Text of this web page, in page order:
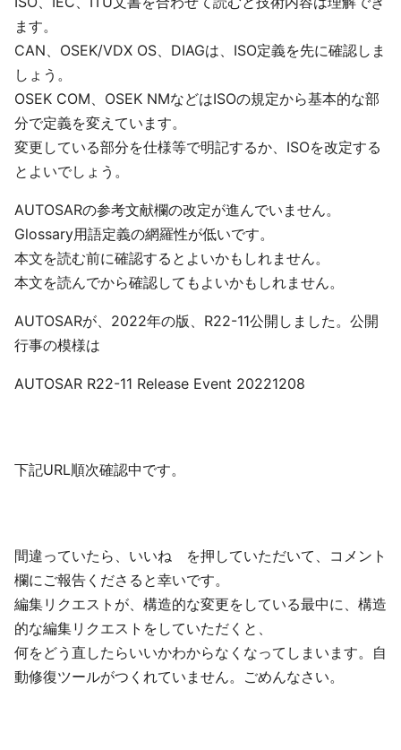
ます。
CAN、OSEK/VDX OS、DIAGは、ISO定義を先に確認しま
しょう。
OSEK COM、OSEK NMなどはISOの規定から基本的な部
分で定義を変えています。
変更している部分を仕様等で明記するか、ISOを改定する
とよいでしょう。
AUTOSARの参考文献欄の改定が進んでいません。
Glossary用語定義の網羅性が低いです。
本文を読む前に確認するとよいかもしれません。
本文を読んでから確認してもよいかもしれません。
AUTOSARが、2022年の版、R22-11公開しました。公開
行事の模様は
AUTOSAR R22-11 Release Event 20221208
下記URL順次確認中です。
間違っていたら、いいね を押していただいて、コメント
欄にご報告くださると幸いです。
編集リクエストが、構造的な変更をしている最中に、構造
的な編集リクエストをしていただくと、
何をどう直したらいいかわからなくなってしまいます。自
動修復ツールがつくれていません。ごめんなさい。